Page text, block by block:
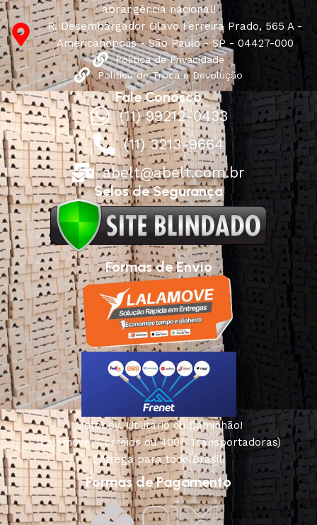
abrangência nacional!
R. Desembargador Olavo Ferreira Prado, 565 A -
Americanópolis - São Paulo - SP - 04427-000
Política de Privacidade
Política de Troca e Devolução
Fale Conosco
(11) 99212-0433
(11) 3213-9664
abelt@abelt.com.br
Selos de Segurança
Formas de Envio
Motoboy, Utilitário ou Caminhão!
(Lalamove, Correios ou 400+ Transportadoras)
Entrega para todo Brasil!
Formas de Pagamento